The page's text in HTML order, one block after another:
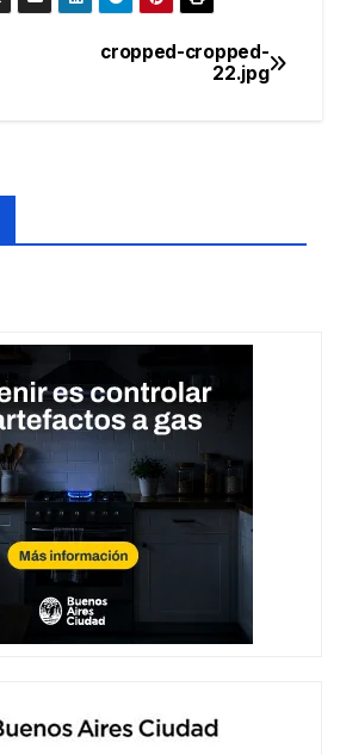
cropped-cropped-
22.jpg